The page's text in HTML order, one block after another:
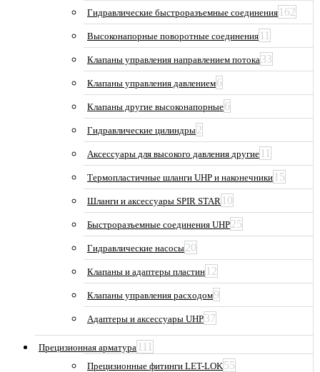
Гидравлические быстроразъемные соединения 162
Высоконапорные поворотные соединения 11
Клапаны управления направлением потока 33
Клапаны управления давлением6
Клапаны другие высоконапорные6
Гидравлические цилиндры2
Аксессуары для высокого давления другие 11
Термопластичные шланги UHP и наконечники 15
Шланги и аксессуары SPIR STAR 10
Быстроразъемные соединения UHP25
Гидравлические насосы20
Клапаны и адаптеры пластин 12
Клапаны управления расходом9
Адаптеры и аксессуары UHP37
Прецизионная арматура 111
Прецизионные фитинги LET-LOK55